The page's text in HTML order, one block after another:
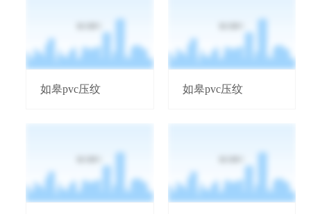
如皋pvc压纹 如皋pvc压纹